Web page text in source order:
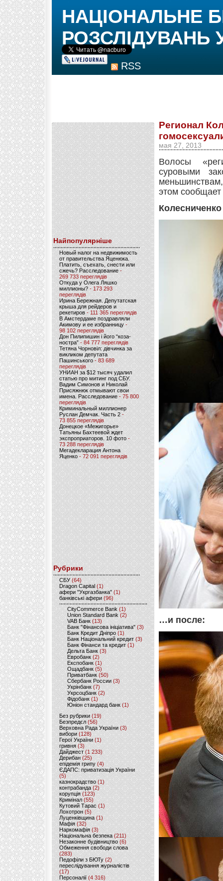
RSS
НАЦІОНАЛЬНЕ
РОЗСЛІДУВАНЬ
Найпопулярніше
Новый налог на недвижимость
от правительства Яценюка.
Платить, съехать, снести или
сжечь? Расследование-
269 733 переглядів
Откуда у Олега Ляшко
миллионы? - 173 293
переглядів
Ирина Бережная. Депутатская
крыша для рейдеров и
рекетиров - 111 365 переглядів
В Амстердаме поздравляли
Акимову и ее избранницу -
98 102 переглядів
Дон Пилипишин і його “коза-
ностра” - 84 777 переглядів
Тетяна Чорновіл: дівчинка за
викликом депутата
Пашинського- 83 689
переглядів
УНИАН за $12 тысяч удалил
статью про митинг под СБУ.
Вадим Симонов и Николай
Присяжнюк отмывают свои
имена. Расследование - 75 800
переглядів
Криминальный миллионер
Руслан Демчак. Часть 2-
73 855 переглядів
Донецкое «Межигорье»
Татьяны Бахтеевой ждет
экспроприаторов. 10 фото -
73 288 переглядів
Мегадекларация Антона
Яценко - 72 091 переглядів
Рубрики
CБУ (64)
Dragon Capital (1)
афери "Укргазбанка" (1)
банківські афери (96)
CityCommerce Bank (1)
Union Standard Bank (2)
VAB Банк (13)
Банк "Фінансова ініціатива" (3)
Банк Кредит Дніпро (1)
Банк Національний кредит (3)
Банк Фінанси та кредит (1)
Дельта Банк (3)
Евробанк(2)
Експобанк (1)
Ощадбанк(5)
Приватбанк (50)
Сбербанк России (3)
Укрінбанк(7)
Укрсоцбанк (2)
Фідобанк (1)
Юніон стандард банк(1)
Без рубрики (19)
Безпредєл(56)
Верховна Рада України (3)
вибори(128)
Герої України(1)
гривня (3)
Дайджест (1 233)
Дерибан (25)
епідемія грипу (4)
ЄДАПС: приватизація України
(5)
казнокрадство (1)
контрабанда (2)
корупція (123)
Кримінал (55)
Кутовий Тарас (1)
Лохотрон(5)
Луценківщина (1)
Мафія (32)
Наркомафія (3)
Національна безпека (211)
Незаконне будівництво(6)
Обмеження свободи слова
(283)
Педофіли з БЮТу (2)
переслідування журналістів
(17)
Персоналії (4 316)
Регионал
мая 27, 2013
Волосы
суровыми
этом сообщает
…и после: